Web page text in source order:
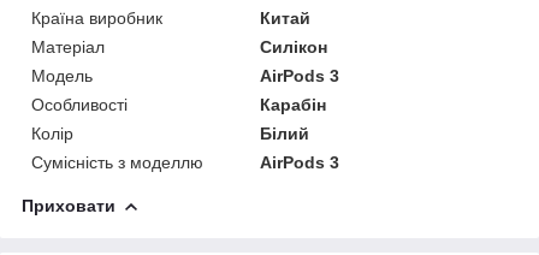
Країна виробник
Китай
Матеріал
Силікон
Модель
AirPods 3
Особливості
Карабін
Колір
Білий
Сумісність з моделлю
AirPods 3
Приховати